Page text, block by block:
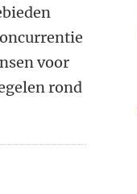
voor
rond